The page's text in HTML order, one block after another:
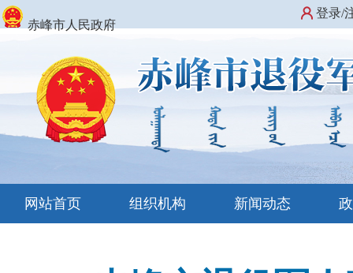
赤峰市人民政府
登录/
网站首页 组织机构 新闻动态